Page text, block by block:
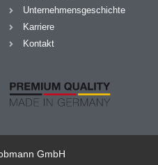
Unternehmensgeschichte
Karriere
Kontakt
GmbH